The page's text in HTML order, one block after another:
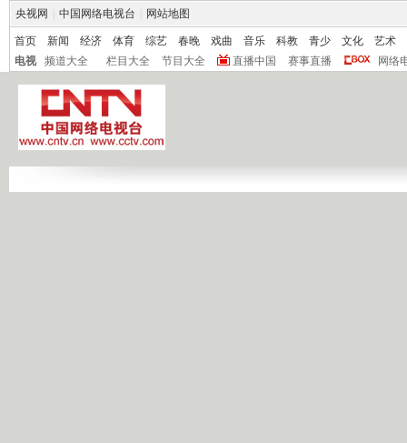
央视网 中国网络电视台 网站地图
首页 新闻 经济 体育 综艺 春晚 戏曲 音乐 科教 青少 文化
艺术
电视
频道大全 栏目大全 节目大全 直播中国 赛事直播 网络